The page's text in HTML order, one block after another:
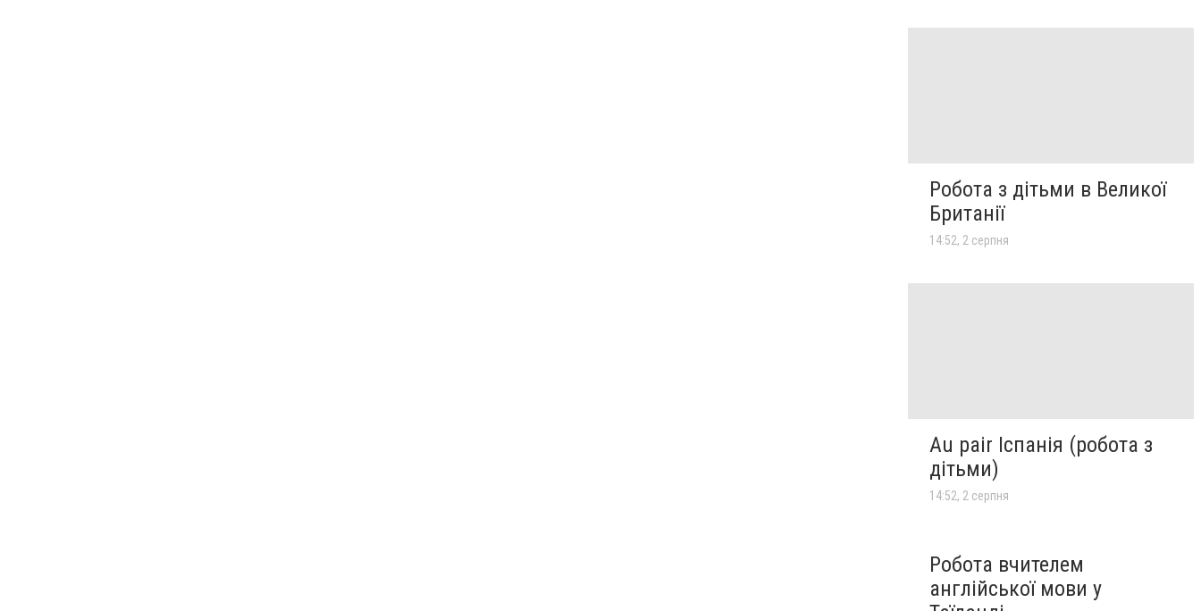
Робота з дітьми в Великої
Британії
14:52, 2 серпня
Au pair Іспанія (робота з
дітьми)
14:52, 2 серпня
Робота вчителем
англійської мови у